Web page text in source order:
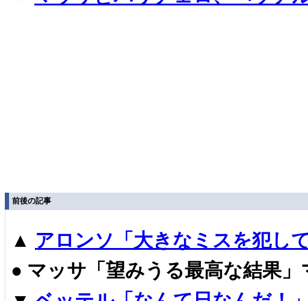
前後の記事
▲ アロンソ「大きなミスを犯し
● マッサ「望みうる最高な結果